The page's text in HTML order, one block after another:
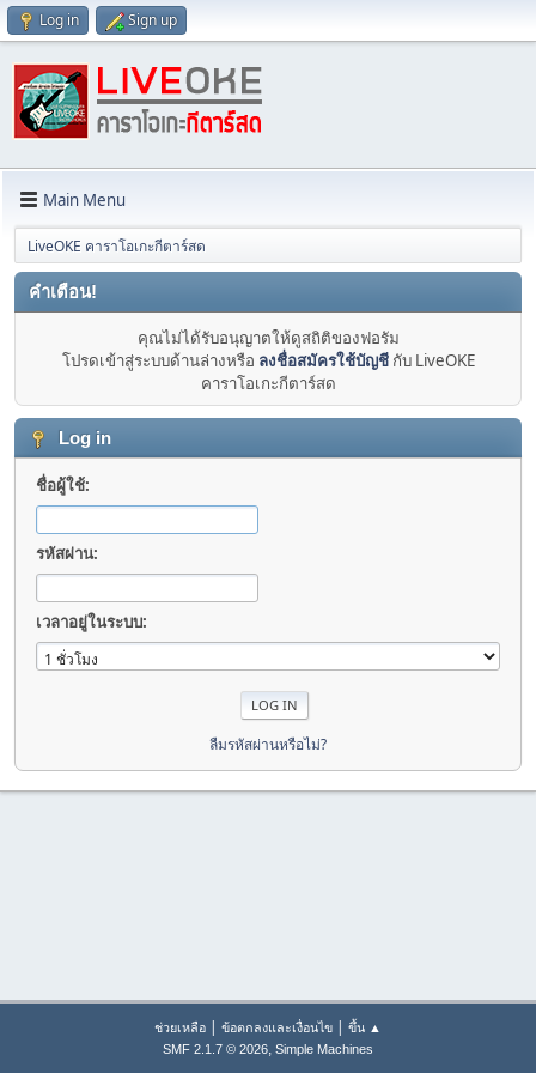
Log in Sign up
Main Menu
LiveOKE คาราโอเกะกีตาร์สด
คำเตือน!
คุณไม่ได้รับอนุญาตให้ดูสถิติของฟอรัม
โปรดเข้าสู่ระบบด้านล่างหรือ ลงชื่อสมัครใช้บัญชีกับ LiveOKE
คาราโอเกะกีตาร์สด
Log in
ชื่อผู้ใช้:
รหัสผ่าน:
เวลาอยู่ในระบบ:
ลืมรหัสผ่านหรือไม่?
ช่วยเหลือ | ข้อตกลงและเงื่อนไข | ขึ้น ▲
SMF 2.1.7 © 2026, Simple Machines